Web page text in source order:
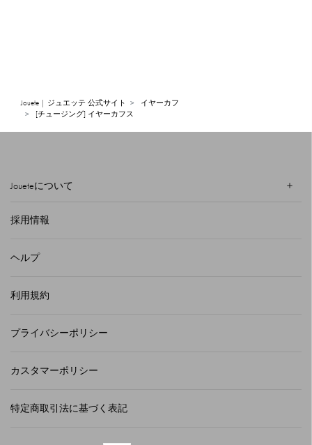
Jouete | ジュエッテ 公式サイト
イヤーカフ
[チュージング] イヤーカフス
Joueteについて
採用情報
ヘルプ
利用規約
プライバシーポリシー
カスタマーポリシー
特定商取引法に基づく表記